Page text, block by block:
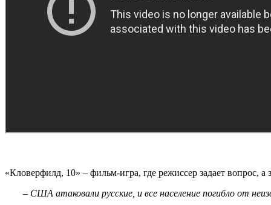
«Кловерфилд, 10» – фильм-игра, где режиссер задает вопрос, а
– США атаковали русские, и все население погибло от